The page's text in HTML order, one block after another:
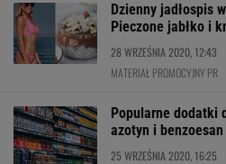
Dzienny jadłospis
Pieczone jabłko i
28 WRZEŚNIA 2020, 12:43
MATERIAŁ PROMOCYJNY PR
Popularne dodatki
azotyn i
25 WRZEŚNIA 2020, 16:25